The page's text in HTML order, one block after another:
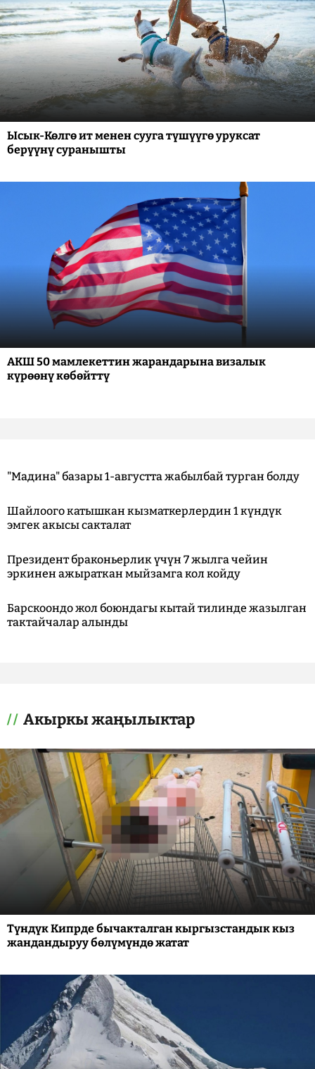
Ысык-Көлгө ит менен сууга түшүүгө уруксат
берүүнү суранышты
АКШ 50 мамлекеттин жарандарына визалык
күрөөнү көбөйттү
"Мадина" базары 1-августта жабылбай турган болду
Шайлоого катышкан кызматкерлердин 1 күндүк
эмгек акысы сакталат
Президент браконьерлик үчүн 7 жылга чейин
эркинен ажыраткан мыйзамга кол койду
Барскоондо жол боюндагы кытай тилинде жазылган
тактайчалар алынды
Акыркы жаңылыктар
Түндүк Кипрде бычакталган кыргызстандык кыз
жандандыруу бөлүмүндө жатат